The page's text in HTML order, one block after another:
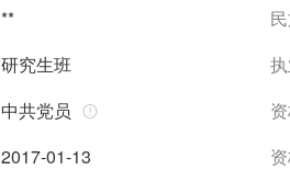
**
研究生班
中共党员
2017-01-13